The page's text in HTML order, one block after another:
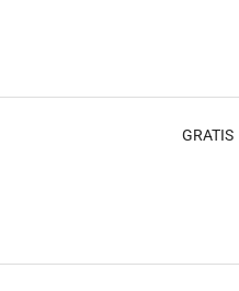
GRATIS